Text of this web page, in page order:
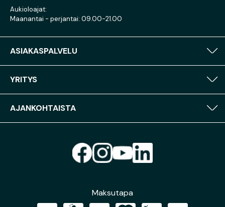
Aukioloajat:
Maanantai - perjantai: 09.00-21.00
ASIAKASPALVELU
YRITYS
AJANKOHTAISTA
Maksutapa